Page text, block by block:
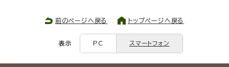
前のページへ戻る トップページへ戻る
表示 PC スマートフォン